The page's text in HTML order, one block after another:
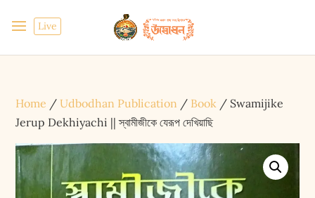
Live
Home /Udbodhan Publication / Book / Swamijike
Jerup Dekhiyachi || স্বামীজীকে যেরূপ দেখিয়াছি